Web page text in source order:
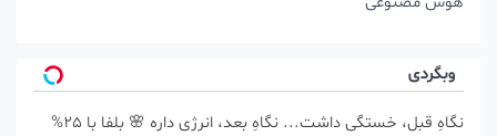
نگاهِ قبل، خستگی داشت... نگاهِ بعد، انرژی داره 🌸 بلفا با 25%